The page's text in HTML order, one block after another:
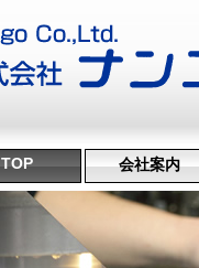
TOP
会社案内
ミッション
会社概要
機械設備
沿革・受賞歴